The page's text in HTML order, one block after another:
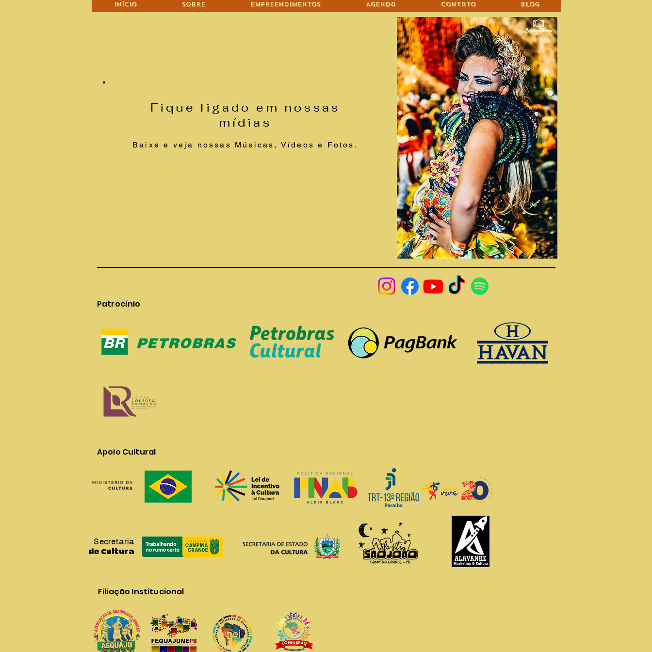
Início Sobre Empreendimentos Agenda Contato Blog
Fique ligado em nossas
mídias
Baixe e veja nossas Músicas, Vídeos e Fotos.
Patrocínio
Apoio Cultural
de Cultura
Secretaria
Filiação Institucional